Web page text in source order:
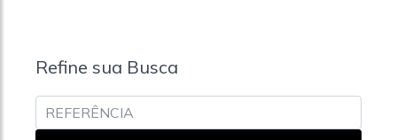
Refine sua Busca